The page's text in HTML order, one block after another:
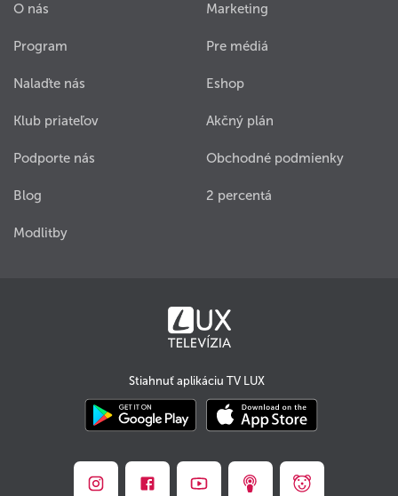
O nás
Program
Nalaďte nás
Klub priateľov
Podporte nás
Blog
Modlitby
Marketing
Pre médiá
Eshop
Akčný plán
Obchodné podmienky
2 percentá
Stiahnuť aplikáciu TV LUX